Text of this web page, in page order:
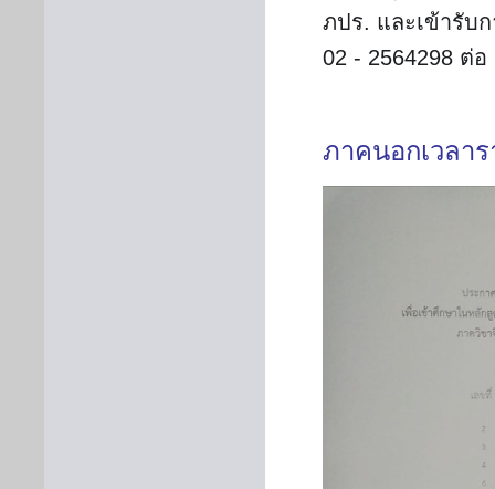
ภปร. และเข้ารับ
02 - 2564298 ต่
ภาคนอกเวลา